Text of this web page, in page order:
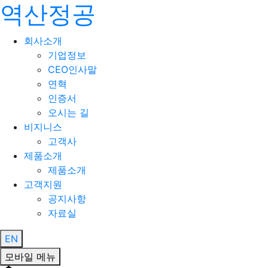
역산정공
회사소개
기업정보
CEO인사말
연혁
인증서
오시는 길
비지니스
고객사
제품소개
제품소개
고객지원
공지사항
자료실
EN
모바일 메뉴